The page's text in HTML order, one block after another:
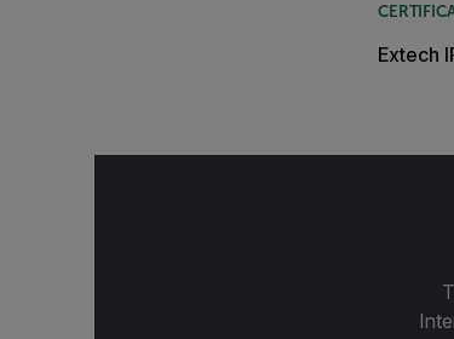
Extech